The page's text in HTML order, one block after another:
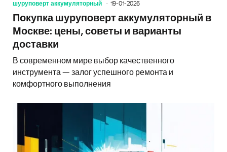
шуруповерт аккумуляторный 19-01-2026
Покупка шуруповерт аккумуляторный в
Москве: цены, советы и варианты
доставки
В современном мире выбор качественного
инструмента — залог успешного ремонта и
комфортного выполнения